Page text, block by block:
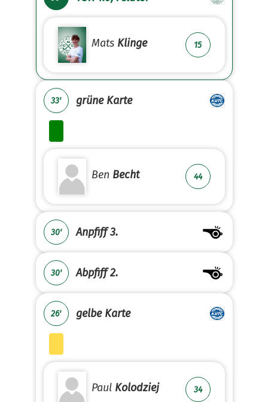
Mats Klinge 15
33' grüne Karte
Ben Becht 44
30' Anpfiff 3.
30' Abpfiff 2.
26' gelbe Karte
Paul Kolodziej 34